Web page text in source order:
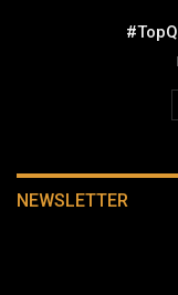
NEWSLETTER